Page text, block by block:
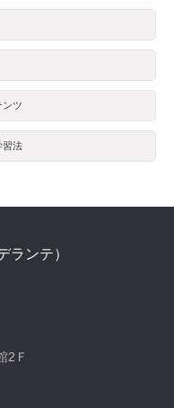
ンツ
習法
ランテ）
2Ｆ